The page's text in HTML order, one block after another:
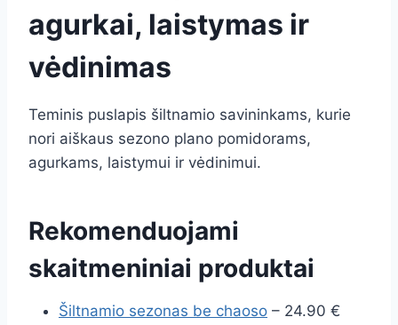
agurkai, laistymas ir
vėdinimas
Teminis puslapis šiltnamio savininkams, kurie
nori aiškaus sezono plano pomidorams,
agurkams, laistymui ir vėdinimui.
Rekomenduojami
skaitmeniniai produktai
Šiltnamio sezonas be chaoso – 24.90 €